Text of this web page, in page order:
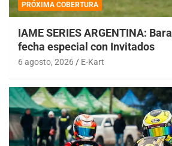
PRÓXIMA COBERTURA
IAME SERIES ARGENTINA:
fecha especial con Invitados
6 agosto, 2026 E-Kart